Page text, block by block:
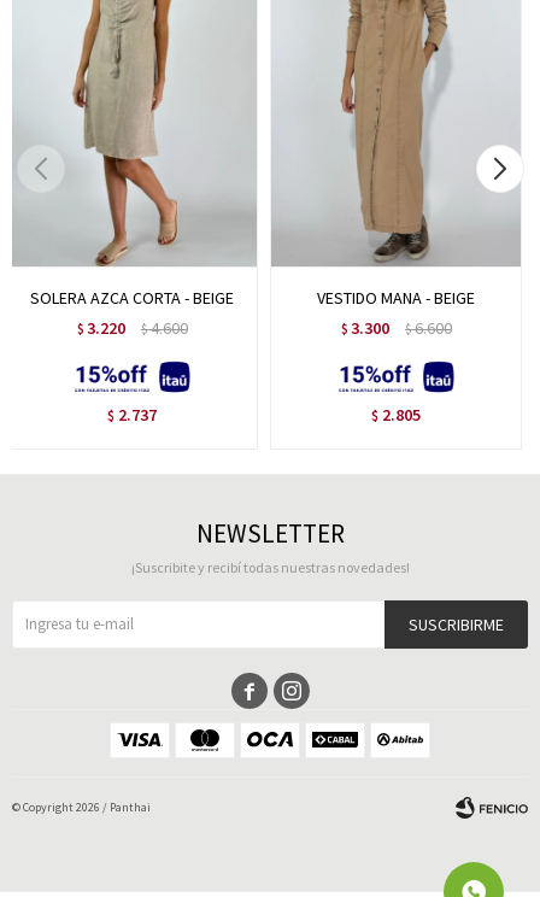
SOLERA AZCA CORTA - BEIGE
$ 3.220 $4.600
$ 2.737
VESTIDO MANA - BEIGE
$ 3.300 $6.600
$ 2.805
NEWSLETTER
¡Suscribite y recibí todas nuestras novedades!
SUSCRIBIRME
 
© Copyright 2026 / Panthai